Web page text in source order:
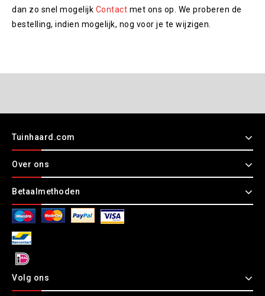
dan zo snel mogelijk Contact met ons op. We proberen de
bestelling, indien mogelijk, nog voor je te wijzigen.
Tuinhaard.com
Over ons
Betaalmethoden
Volg ons